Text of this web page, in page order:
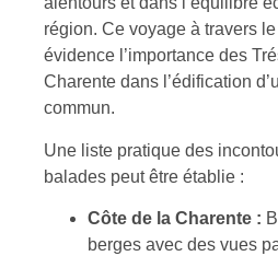
région. Ce voyage à travers
évidence l’importance des
Charente dans l’édification
commun.
Une liste pratique des
balades peut être établie :
Côte de la Charente :
berges avec des vues